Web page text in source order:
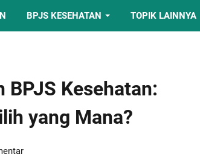
BPJS KESEHATAN TOPIK LAINNYA
BPJS Kesehatan:
yang Mana?